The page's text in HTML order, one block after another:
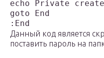
echo Private
goto End
:End
Данный код является
поставить пароль на